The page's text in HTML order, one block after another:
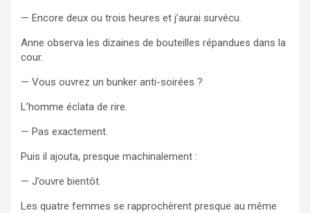
— Encore deux ou trois heures et j’aurai survécu.
Anne observa les dizaines de bouteilles répandues dans la
cour.
— Vous ouvrez un bunker anti-soirées ?
L’homme éclata de rire.
— Pas exactement.
Puis il ajouta, presque machinalement :
— J’ouvre bientôt.
Les quatre femmes se rapprochèrent presque au même